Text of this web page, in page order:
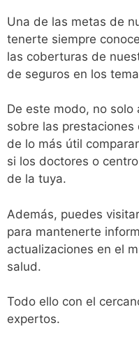
Una de las metas de
tenerte siempre
las coberturas de
de seguros en los
De este modo, no solo
sobre las
de lo más útil
si los doctores o
de la tuya.
Además, puedes
para mantenerte
actualizaciones en el
salud.
Todo ello con el
expertos.